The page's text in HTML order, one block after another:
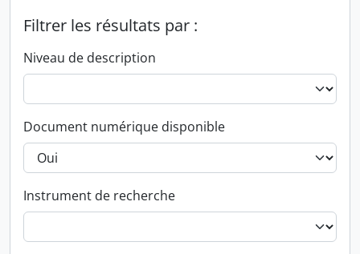
Filtrer les résultats par :
Niveau de description
Document numérique disponible
Instrument de recherche